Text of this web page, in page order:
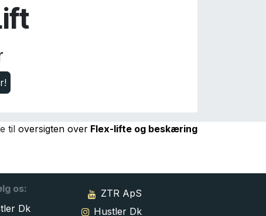
til oversigten over Flex-lifte og beskæring
os:
Dk
ZTR ApS
Hustler Dk